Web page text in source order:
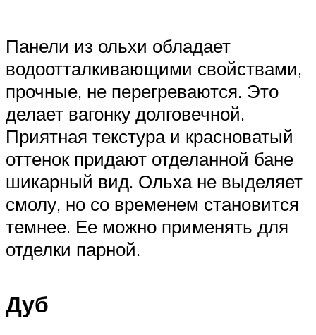
Панели из ольхи обладает
водоотталкивающими свойствами,
прочные, не перегреваются. Это
делает вагонку долговечной.
Приятная текстура и красноватый
оттенок придают отделанной бане
шикарный вид. Ольха не выделяет
смолу, но со временем становится
темнее. Ее можно применять для
отделки парной.
Дуб